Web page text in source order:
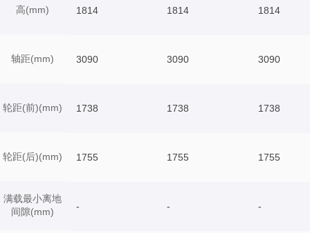
高(mm)
轴距(mm)
轮距(前)(mm)
轮距(后)(mm)
满载最小离地
间隙(mm)
1814 1814 1814
3090 3090 3090
1738 1738 1738
1755 1755 1755
- - -